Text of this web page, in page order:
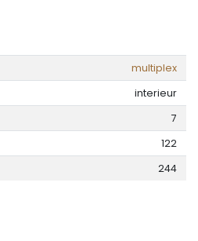
multiplex
interieur
7
122
244